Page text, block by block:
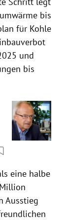
bis
für Kohle
und
bis
eine halbe
Ausstieg